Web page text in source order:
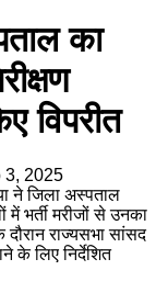
का
विपरीत
3, 2025
ने जिला अस्पताल
में भर्ती मरीजों से उनका
राज्यसभा सांसद
के लिए निर्देशित